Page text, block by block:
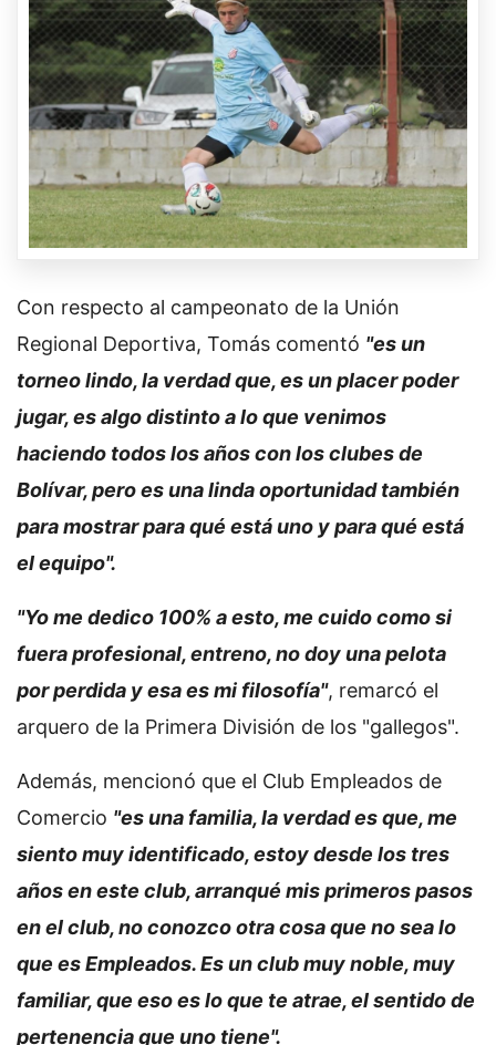
Con respecto al campeonato de la Unión
Regional Deportiva, Tomás comentó "es un
torneo lindo, la verdad que, es un placer poder
jugar, es algo distinto a lo que venimos
haciendo todos los años con los clubes de
Bolívar, pero es una linda oportunidad también
para mostrar para qué está uno y para qué está
el equipo".
"Yo me dedico 100% a esto, me cuido como si
fuera profesional, entreno, no doy una pelota
por perdida y esa es mi filosofía", remarcó el
arquero de la Primera División de los "gallegos".
Además, mencionó que el Club Empleados de
Comercio "es una familia, la verdad es que, me
siento muy identificado, estoy desde los tres
años en este club, arranqué mis primeros pasos
en el club, no conozco otra cosa que no sea lo
que es Empleados. Es un club muy noble, muy
familiar, que eso es lo que te atrae, el sentido de
pertenencia que uno tiene".